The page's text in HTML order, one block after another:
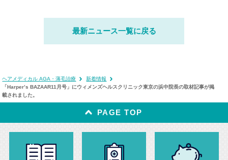
最新ニュース一覧に戻る
ヘアメディカル AGA・薄毛治療
新着情報
「Harper’s BAZAAR11月号」にウィメンズヘルスクリニック東京の浜中院長の取材記事が掲
載されました。
PAGE TOP